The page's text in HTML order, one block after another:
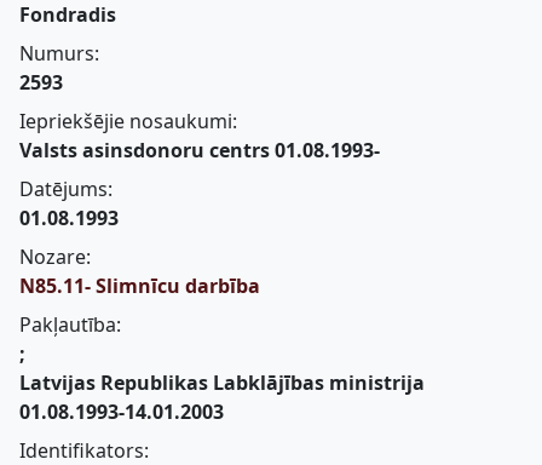
Fondradis
Numurs:
2593
Iepriekšējie nosaukumi:
Valsts asinsdonoru centrs 01.08.1993-
Datējums:
01.08.1993
Nozare:
N85.11- Slimnīcu darbība
Pakļautība:
;
Latvijas Republikas Labklājības ministrija
01.08.1993-14.01.2003
Identifikators: